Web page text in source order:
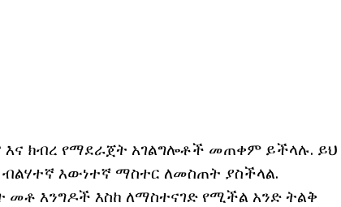
ክብረ የማደራጀት አገልግሎቶች መጠቀም ይችላሉ. ይህ
እውነተኛ ማስተር ለመስጠት ያስችላል.
እንግዶች እስከ ለማስተናገድ የሚችል አንድ ትልቅ